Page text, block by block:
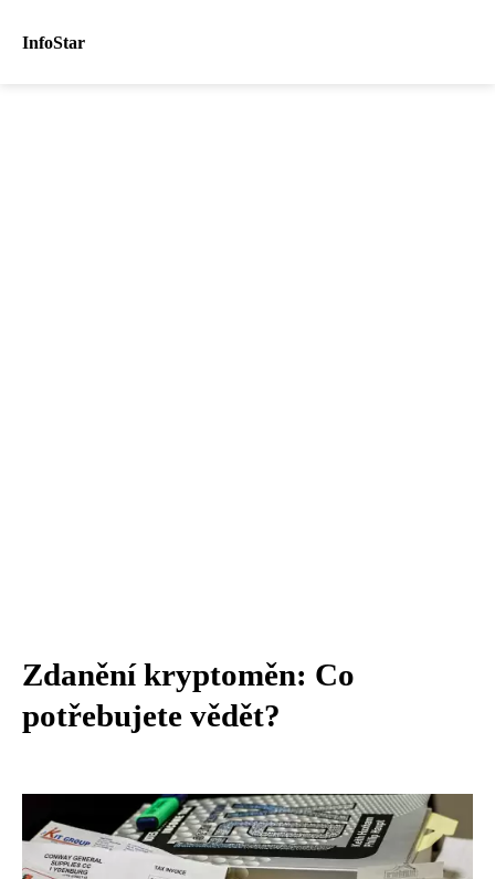
InfoStar
Zdanění kryptoměn: Co
potřebujete vědět?